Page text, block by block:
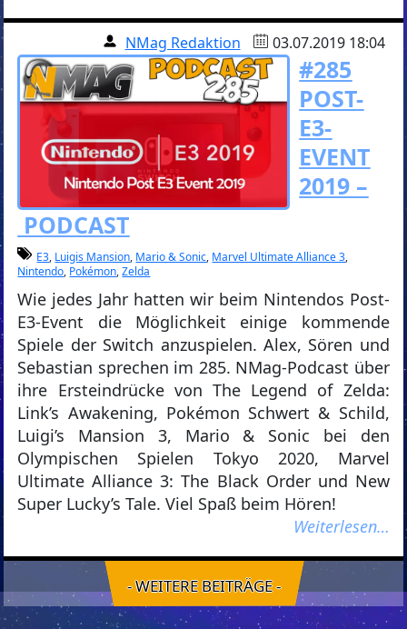
NMag Redaktion 03.07.2019 18:04
#285
POST-
E3-
EVENT
2019 –
PODCAST
E3, Luigis Mansion, Mario & Sonic, Marvel Ultimate Alliance 3,
Nintendo, Pokémon,Zelda
Wie jedes Jahr hatten wir beim Nintendos Post-
E3-Event die Möglichkeit einige kommende
Spiele der Switch anzuspielen. Alex, Sören und
Sebastian sprechen im 285. NMag-Podcast über
ihre Ersteindrücke von The Legend of Zelda:
Link’s Awakening, Pokémon Schwert & Schild,
Luigi’s Mansion 3, Mario & Sonic bei den
Olympischen Spielen Tokyo 2020, Marvel
Ultimate Alliance 3: The Black Order und New
Super Lucky’s Tale. Viel Spaß beim Hören!
Weiterlesen…
- WEITERE BEITRÄGE -